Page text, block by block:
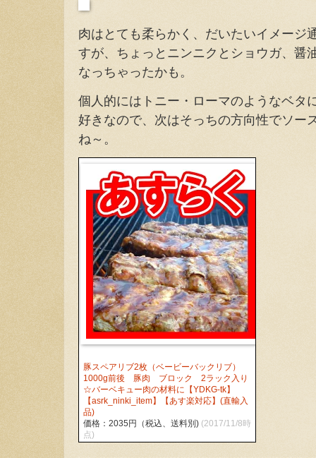
肉はとても柔らかく、だいたいイメージ
すが、ちょっとニンニクとショウガ、醤
なっちゃったかも。
個人的にはトニー・ローマのようなベタ
好きなので、次はそっちの方向性でソー
ね～。
豚スペアリブ2枚（ベービーバックリブ）
1000g前後 豚肉 ブロック 2ラック入り
☆バーベキュー肉の材料に【YDKG-tk】
【asrk_ninki_item】【あす楽対応】(直輸入
品)
価格：2035円（税込、送料別) (2017/11/8時
点)